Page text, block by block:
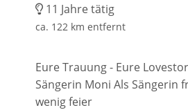
11 Jahre tätig
ca. 122 km entfernt
Eure Trauung - Eure
Sängerin Moni Als Sängerin
wenig feier